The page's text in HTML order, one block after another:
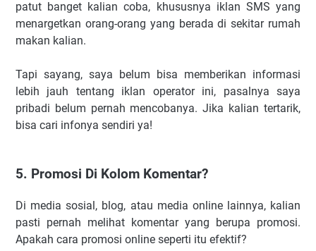
patut banget kalian coba, khususnya iklan SMS yang
menargetkan orang-orang yang berada di sekitar rumah
makan kalian.
Tapi sayang, saya belum bisa memberikan informasi
lebih jauh tentang iklan operator ini, pasalnya saya
pribadi belum pernah mencobanya. Jika kalian tertarik,
bisa cari infonya sendiri ya!
5. Promosi Di Kolom Komentar?
Di media sosial, blog, atau media online lainnya, kalian
pasti pernah melihat komentar yang berupa promosi.
Apakah cara promosi online seperti itu efektif?